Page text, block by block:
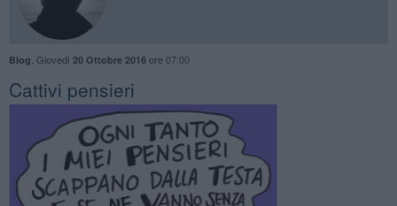
Blog Giovedì 20 Ottobre 2016ore 07:00
Cattivi pensieri